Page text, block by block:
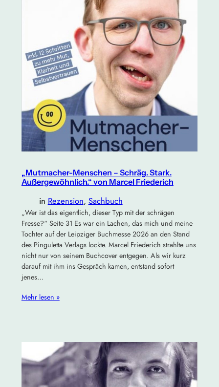
„Mutmacher-Menschen – Schräg. Stark.
Außergewöhnlich.“ von Marcel Friederich
in Rezension, Sachbuch
„Wer ist das eigentlich, dieser Typ mit der schrägen
Fresse?“ Seite 31 Es war ein Lachen, das mich und meine
Tochter auf der Leipziger Buchmesse 2026 an den Stand
des Pinguletta Verlags lockte. Marcel Friederich strahlte uns
nicht nur von seinem Buchcover entgegen. Als wir kurz
darauf mit ihm ins Gespräch kamen, entstand sofort
jenes…
Mehr lesen »